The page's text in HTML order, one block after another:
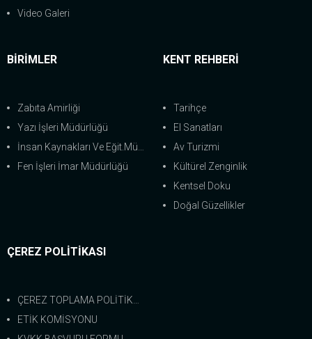
Video Galeri
BİRİMLER
Zabıta Amirliği
Yazı İşleri Müdürlüğü
İnsan Kaynakları Ve Eğit.Müdürlüğü
Fen İşleri İmar Müdürlüğü
KENT REHBERİ
Tarihçe
El Sanatları
Av Turizmi
Kültürel Zenginlik
Kentsel Doku
Doğal Güzellikler
ÇEREZ POLİTİKASI
ÇEREZ TOPLAMA POLİTİKASI
ETİK KOMİSYONU